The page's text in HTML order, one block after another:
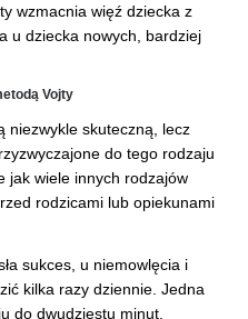
wzmacnia więź dziecka z
u dziecka nowych, bardziej
Vojty
niezwykle skuteczną, lecz
do tego rodzaju
jak wiele innych rodzajów
rodzicami lub opiekunami
sukces, u niemowlęcia i
kilka razy dziennie. Jedna
do dwudziestu minut.